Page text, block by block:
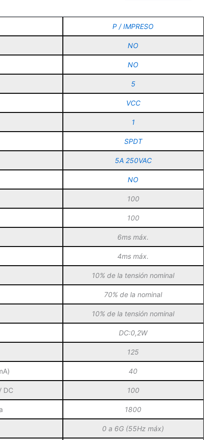
P / IMPRESO
NO
NO
5
VCC
1
SPDT
5A 250VAC
NO
100
100
6ms máx.
4ms máx.
10% de la tensión nominal
70% de la nominal
10% de la tensión nominal
DC:0,2W
125
40
DC 100
1800
0 a 6G (55Hz máx)